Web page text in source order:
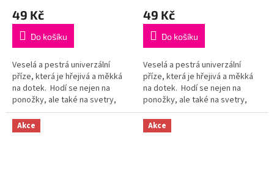
49 Kč
Do košíku
Veselá a pestrá univerzální
příze, která je hřejivá a měkká
na dotek. Hodí se nejen na
ponožky, ale také na svetry,
kardigany či čepice! Složení:
75% vlna, 25% polyamid...
49 Kč
Do košíku
Veselá a pestrá univerzální
příze, která je hřejivá a měkká
na dotek. Hodí se nejen na
ponožky, ale také na svetry,
kardigany či čepice! Složení:
75% vlna, 25% polyamid...
Akce Akce